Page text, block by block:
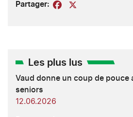
Partager: Facebook
Les plus lus
Vaud donne un coup de pouce
seniors
12.06.2026